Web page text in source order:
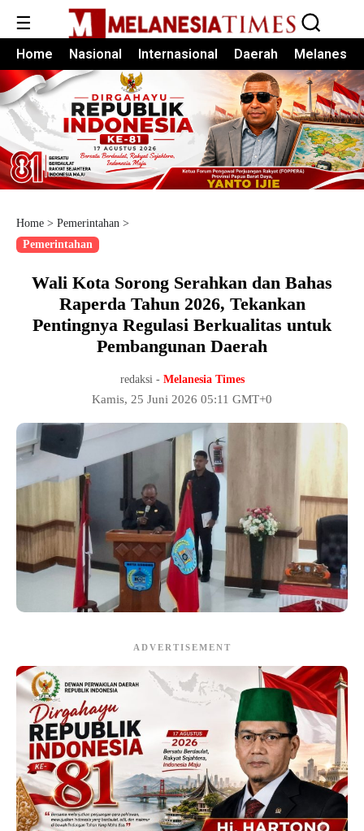
☰
Home Nasional Internasional Daerah Melanesia
Home > Pemerintahan >
Pemerintahan
Wali Kota Sorong Serahkan dan Bahas
Raperda Tahun 2026, Tekankan
Pentingnya Regulasi Berkualitas untuk
Pembangunan Daerah
redaksi - Melanesia Times
Kamis, 25 Juni 2026 05:11 GMT+0
ADVERTISEMENT